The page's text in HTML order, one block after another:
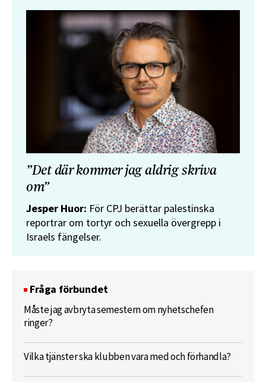
”Det där kommer jag aldrig skriva
om”
Jesper Huor: För CPJ berättar palestinska
reportrar om tortyr och sexuella övergrepp i
Israels fängelser.
Fråga förbundet
Måste jag avbryta semestern om nyhetschefen
ringer?
Vilka tjänster ska klubben vara med och förhandla?